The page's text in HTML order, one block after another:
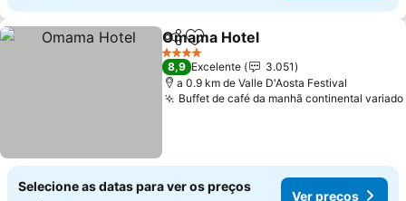
PartilharAdicionar aos favoritos
Omama Hotel
4 Estrelas
8,9 Excelente
3.051
a 0.9 km de Valle D'Aosta Festival
Buffet de café da manhã continental variado
Selecione as datas para ver os preços
Ver preços